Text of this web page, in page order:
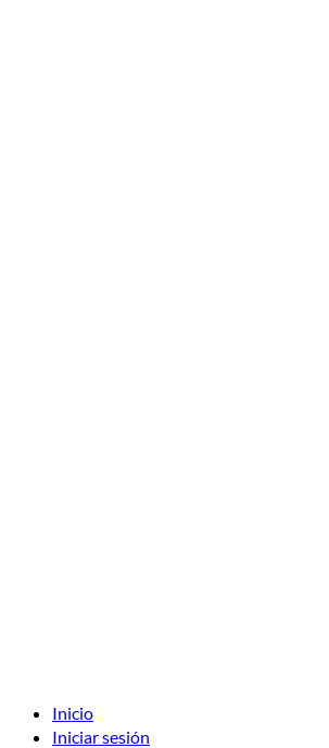
Inicio
Iniciar sesión